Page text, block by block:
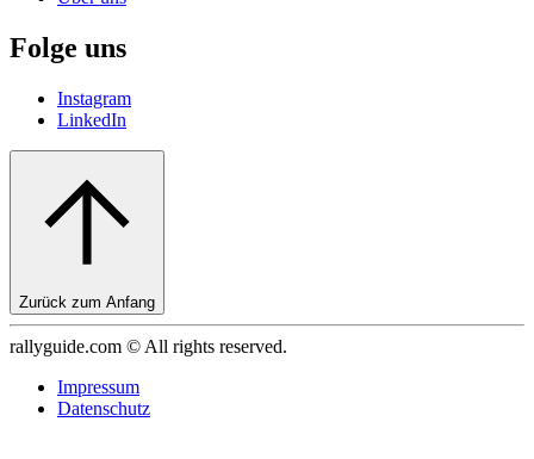
Folge uns
Instagram
LinkedIn
Zurück zum Anfang
rallyguide.com © All rights reserved.
Impressum
Datenschutz